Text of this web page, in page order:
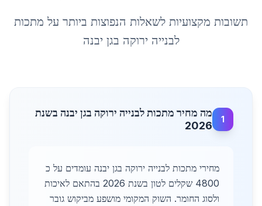
תשובות מקצועיות לשאלות הנפוצות ביותר על מתכות
לבנייה ירוקה בגן יבנה
1
מה מחיר מתכות לבנייה ירוקה בגן יבנה בשנת
2026
מחירי מתכות לבנייה ירוקה בגן יבנה עומדים על כ
4800 שקלים לטון בשנת 2026 בהתאם לאיכות
ולסוג החומר. השוק המקומי מושפע מביקוש גובר